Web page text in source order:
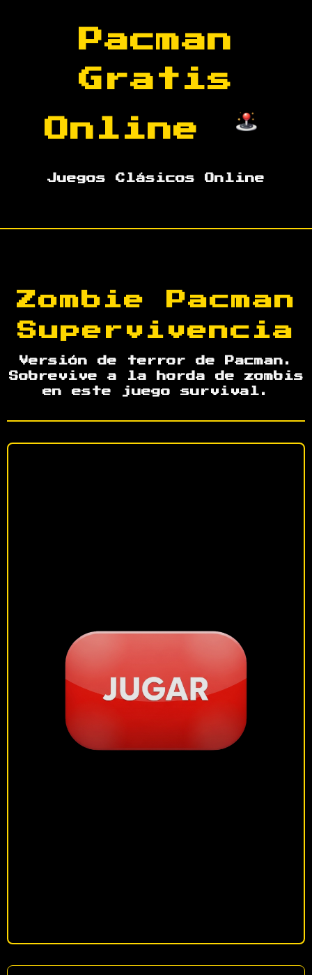
Pacman
Gratis
Online
Juegos Clásicos Online
Zombie Pacman
Supervivencia
Versión de terror de Pacman.
Sobrevive a la horda de zombis
en este juego survival.